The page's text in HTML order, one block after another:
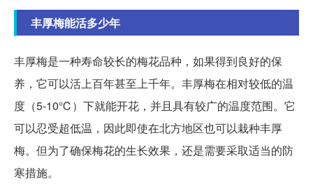
丰厚梅能活多少年
丰厚梅是一种寿命较长的梅花品种，如果得到良好的保
养，它可以活上百年甚至上千年。丰厚梅在相对较低的温
度（5-10℃）下就能开花，并且具有较广的温度范围。它
可以忍受超低温，因此即使在北方地区也可以栽种丰厚
梅。但为了确保梅花的生长效果，还是需要采取适当的防
寒措施。